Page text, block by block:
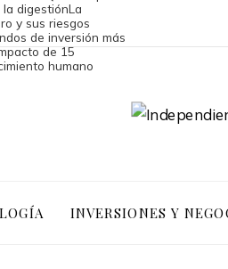
digestiónLa
y sus riesgos
de inversión más
de 15
humano
INVERSIONES Y